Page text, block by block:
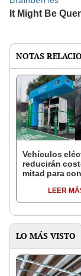
NOTAS
Vehículos
reducirán
mitad para
LEER
LO MÁS VISTO